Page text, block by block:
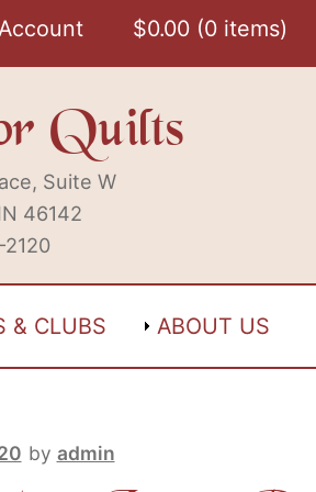
$0.00 0 items
Quilts
Suite W
46142
& CLUBS ABOUT US
by admin